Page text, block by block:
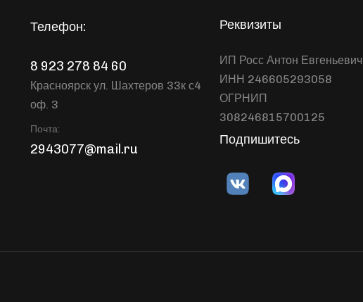
Телефон:
8 923 278 84 60
Красноярск ул. Шахтеров 33к с4
оф. 3
Почта:
2943077@mail.ru
Реквизиты
ИП Росс Антон Евгеньевич
ИНН 246605293058
ОГРНИП
308246815700125
Подпишитесь